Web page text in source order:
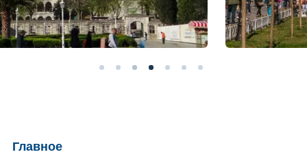
Главное